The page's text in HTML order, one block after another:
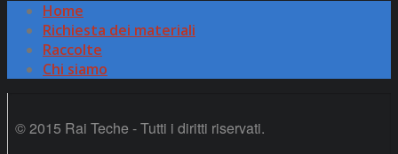
Home
Richiesta dei materiali
Raccolte
Chi siamo
© 2015 Rai Teche - Tutti i diritti riservati.